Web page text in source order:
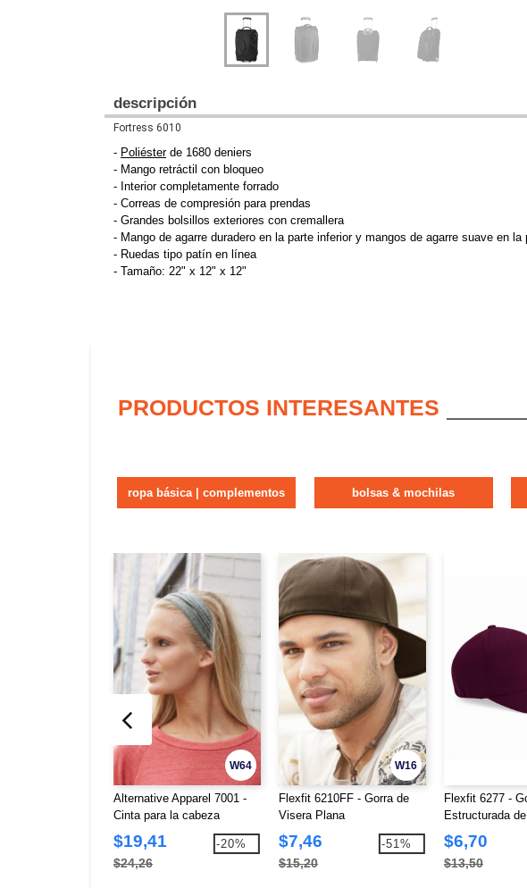
descripción
Fortress 6010
- Poliésterde 1680 deniers
- Mango retráctil con bloqueo
- Interior completamente forrado
- Correas de compresión para prendas
- Grandes bolsillos exteriores con cremallera
- Mango de agarre duradero en la parte inferior y mangos de agarre suave en la
- Ruedas tipo patín en línea
- Tamaño: 22" x 12" x 12"
PRODUCTOS INTERESANTES
ropa básica | complementos bolsas & mochilas
W64
Alternative Apparel 7001 -
Cinta para la cabeza
$19,41
$24,26
-20%
W16
Flexfit 6210FF - Gorra de
Visera Plana
$7,46
$15,20
-51%
Flexfit 6277 -
Estructurada
$6,70
$13,50